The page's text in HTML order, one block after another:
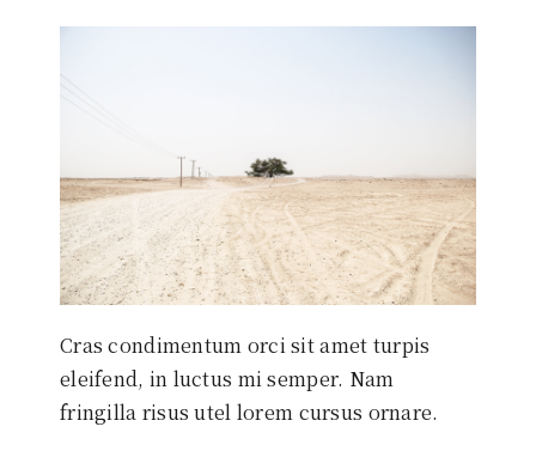
Cras condimentum orci sit amet turpis
eleifend, in luctus mi semper. Nam
fringilla risus utel lorem cursus ornare.